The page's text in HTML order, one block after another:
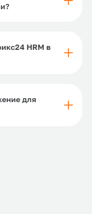
HRM в
для